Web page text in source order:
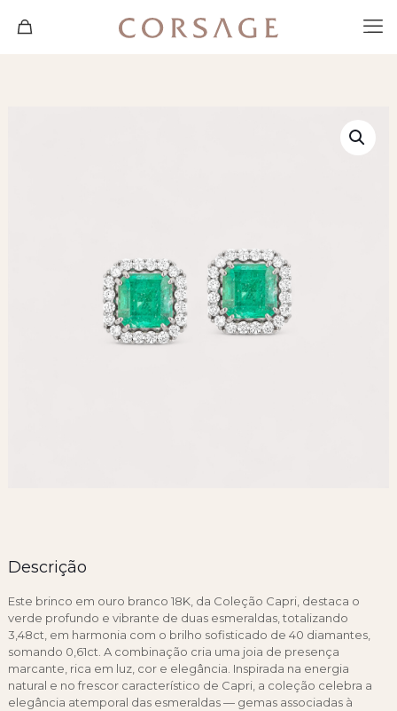
Descrição
Este brinco em ouro branco 18K, da Coleção Capri, destaca o
verde profundo e vibrante de duas esmeraldas, totalizando
3,48ct, em harmonia com o brilho sofisticado de 40 diamantes,
somando 0,61ct. A combinação cria uma joia de presença
marcante, rica em luz, cor e elegância. Inspirada na energia
natural e no frescor característico de Capri, a coleção celebra a
elegância atemporal das esmeraldas — gemas associadas à